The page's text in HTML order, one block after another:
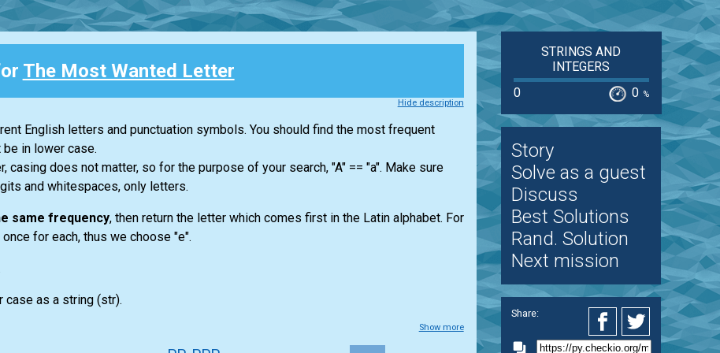
The Most Wanted Letter
Hide description
English letters and punctuation symbols. You should find the most frequent
be in lower case.
casing does not matter, so for the purpose of your search, "A" == "a". Make sure
and whitespaces, only letters.
same frequency, then return the letter which comes first in the Latin alphabet. For
for each, thus we choose "e".
case as a string (str).
Show more
STRINGS AND
INTEGERS
0
0 %
Story
Solve as a guest
Discuss
Best Solutions
Rand. Solution
Next mission
Share: